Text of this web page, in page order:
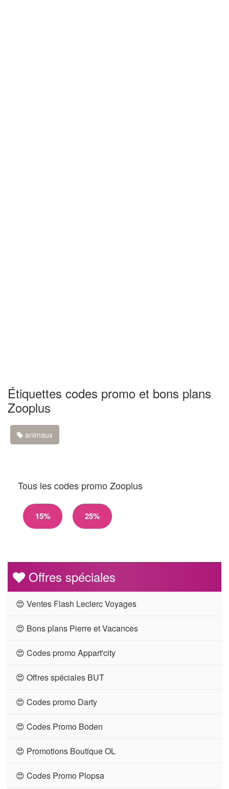
Étiquettes codes promo et bons plans
Zooplus
animaux
Tous les codes promo Zooplus
15% 25%
Offres spéciales
😍 Ventes Flash Leclerc Voyages
😍 Bons plans Pierre et Vacances
😍 Codes promo Appart'city
😍 Offres spéciales BUT
😍 Codes promo Darty
😍 Codes Promo Boden
😍 Promotions Boutique OL
😍 Codes Promo Plopsa